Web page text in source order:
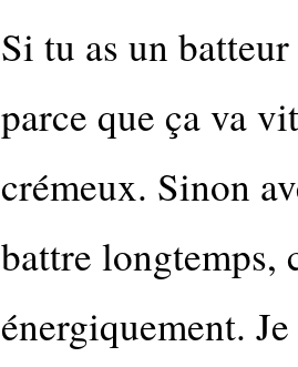
Si tu as un
parce que ça va
crémeux. Sinon
battre longtemps,
énergiquement.